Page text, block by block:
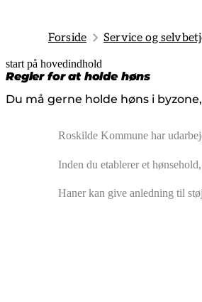
Forside Service og
start på hovedindhold
Regler for at holde høns
Du må gerne holde høns i
senest opdateret 25. juni 2026
Roskilde Kommune har
Inden du etablerer et
Haner kan give anledning til